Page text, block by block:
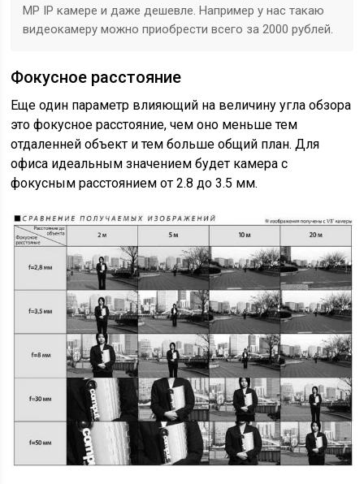
MP IP камере и даже дешевле. Например у нас такаю
видеокамеру можно приобрести всего за 2000 рублей.
Фокусное расстояние
Еще один параметр влияющий на величину угла обзора
это фокусное расстояние, чем оно меньше тем
отдаленней объект и тем больше общий план. Для
офиса идеальным значением будет камера с
фокусным расстоянием от 2.8 до 3.5 мм.